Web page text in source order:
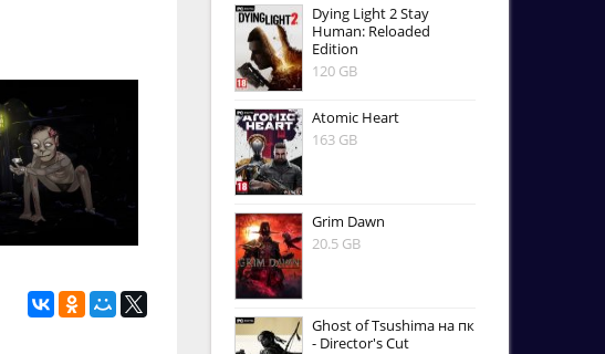
Dying Light 2 Stay
Human: Reloaded
Edition
120 GB
Atomic Heart
163 GB
Grim Dawn
20.5 GB
Ghost of Tsushima на пк
- Director's Cut